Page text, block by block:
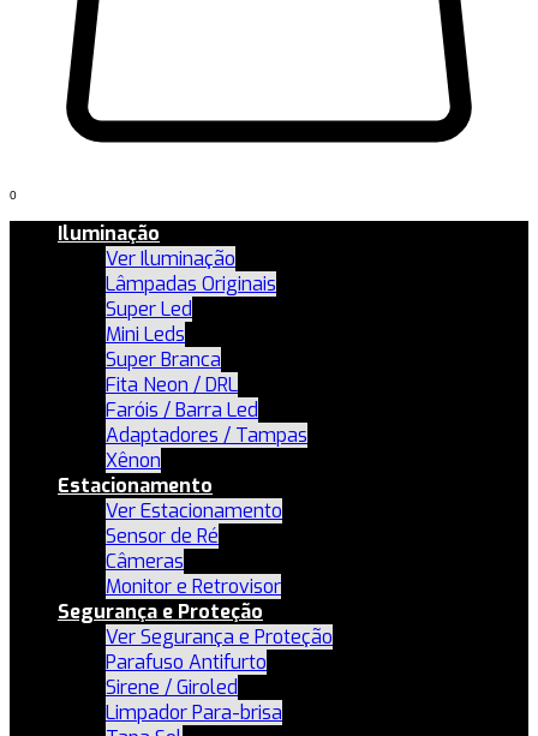
0
Iluminação
Ver Iluminação
Lâmpadas Originais
Super Led
Mini Leds
Super Branca
Fita Neon / DRL
Faróis / Barra Led
Adaptadores / Tampas
Xênon
Estacionamento
Ver Estacionamento
Sensor de Ré
Câmeras
Monitor e Retrovisor
Segurança e Proteção
Ver Segurança e Proteção
Parafuso Antifurto
Sirene / Giroled
Limpador Para-brisa